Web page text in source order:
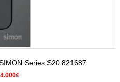
Series S20 821687